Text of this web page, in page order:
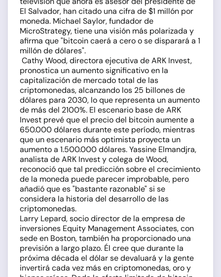
El Salvador, han citado una cifra de $1 millón por
moneda. Michael Saylor, fundador de
MicroStrategy, tiene una visión más polarizada y
afirma que "bitcoin caerá a cero o se disparará a 1
millón de dólares".
Cathy Wood, directora ejecutiva de ARK Invest,
pronostica un aumento significativo en la
capitalización de mercado total de las
criptomonedas, alcanzando los 25 billones de
dólares para 2030, lo que representa un aumento
de más del 2100%. El escenario base de ARK
Invest prevé que el precio del bitcoin aumente a
650.000 dólares durante este período, mientras
que un escenario más optimista proyecta un
aumento a 1.500.000 dólares. Yassine Elmandjra,
analista de ARK Invest y colega de Wood,
reconoció que tal predicción sobre el crecimiento
de la moneda puede parecer improbable, pero
añadió que es "bastante razonable" si se
considera la historia del desarrollo de las
criptomonedas.
Larry Lepard, socio director de la empresa de
inversiones Equity Management Associates, con
sede en Boston, también ha proporcionado una
previsión a largo plazo. Él cree que durante la
próxima década el dólar se devaluará y la gente
invertirá cada vez más en criptomonedas, oro y